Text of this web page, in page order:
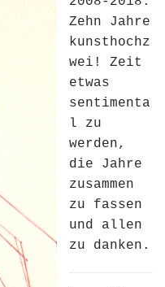
Zehn Jahre
kunsthochz
wei! Zeit
etwas
sentimenta
l zu
werden,
die Jahre
zusammen
zu fassen
und allen
zu danken.